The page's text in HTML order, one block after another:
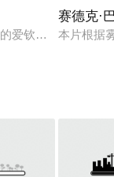
后，渐尝老年生
爱钦（林爱琴 饰
赛德克·
本片根据